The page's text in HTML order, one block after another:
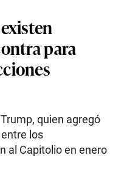
para
quien agregó
los
al Capitolio en enero